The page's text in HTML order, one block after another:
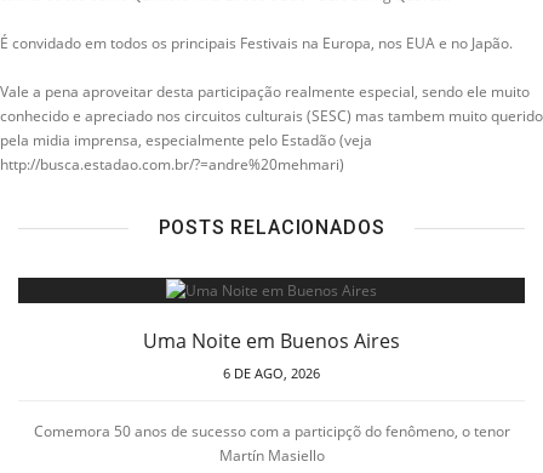
É convidado em todos os principais Festivais na Europa, nos EUA e no Japão.
Vale a pena aproveitar desta participação realmente especial, sendo ele muito
conhecido e apreciado nos circuitos culturais (SESC) mas tambem muito querido
pela midia imprensa, especialmente pelo Estadão (veja
http://busca.estadao.com.br/?=andre%20mehmari)
POSTS RELACIONADOS
Uma Noite em Buenos Aires
6 DE AGO, 2026
Comemora 50 anos de sucesso com a participçõ do fenômeno, o tenor
Martín Masiello